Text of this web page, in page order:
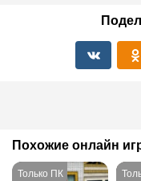
Похожие онлайн